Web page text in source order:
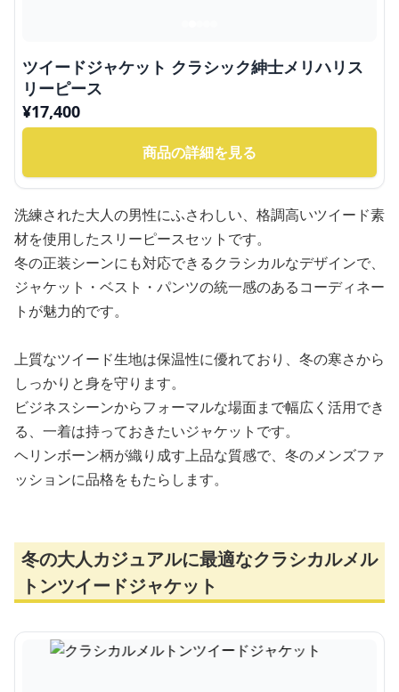
ツイードジャケット クラシック紳士メリハリス
リーピース
¥17,400
商品の詳細を見る
洗練された大人の男性にふさわしい、格調高いツイード素
材を使用したスリーピースセットです。
冬の正装シーンにも対応できるクラシカルなデザインで、
ジャケット・ベスト・パンツの統一感のあるコーディネー
トが魅力的です。
上質なツイード生地は保温性に優れており、冬の寒さから
しっかりと身を守ります。
ビジネスシーンからフォーマルな場面まで幅広く活用でき
る、一着は持っておきたいジャケットです。
ヘリンボーン柄が織り成す上品な質感で、冬のメンズファ
ッションに品格をもたらします。
冬の大人カジュアルに最適なクラシカルメル
トンツイードジャケット